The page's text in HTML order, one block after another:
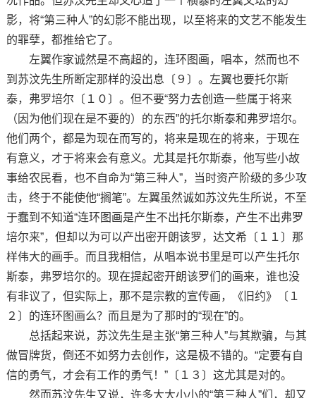
影，将“第三种人”的幻影不能出现，以至将来的文艺不能发生
的罪孽，都推给它了。
左翼作家诚然是不高超的，连环图画，唱本，然而也不
到苏汶先生所断定那样的没出息〔９〕。左翼也要托尔斯
泰，弗罗培尔〔１０〕。但不要“努力去创造一些属于将来
（因为他们现在是不要的）的东西”的托尔斯泰和弗罗培尔。
他们两个，都是为现在而写的，将来是现在的将来，于现在
有意义，才于将来会有意义。尤其是托尔斯泰，他写些小故
事给农民看，也不自命为“第三种人”，当时资产阶级的多少攻
击，终于不能使他“搁笔”。左翼虽然诚如苏汶先生所说，不至
于蠢到不知道“连环图画是产生不出托尔斯泰，产生不出弗罗
培尔来”，但却以为可以产出密开朗该罗，达文希〔１１〕那
样伟大的画手。而且我相信，从唱本说书里是可以产生托尔
斯泰，弗罗培尔的。现在提起密开朗该罗们的画来，谁也没
有非议了，但实际上，那不是宗教的宣传画，《旧约》〔１
２〕的连环图画么？而且是为了那时的“现在”的。
总括起来说，苏汶先生是主张“第三种人”与其欺骗，与其
做冒牌货，倒还不如努力去创作，这是极不错的。“定要有自
信的勇气，才会有工作的勇气！”〔１３〕这尤其是对的。
然而苏汶先生又说，许多大大小小的“第三种人”们，却又